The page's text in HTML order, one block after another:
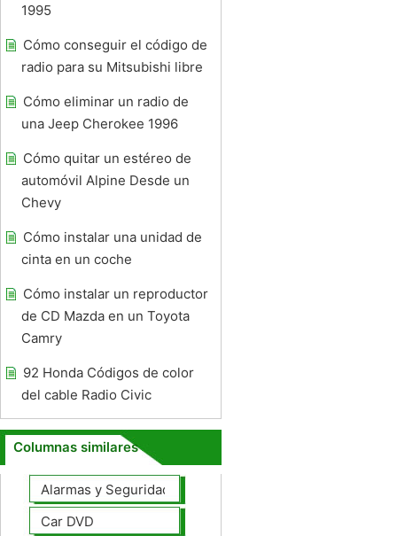
1995
Cómo conseguir el código de
radio para su Mitsubishi libre
Cómo eliminar un radio de
una Jeep Cherokee 1996
Cómo quitar un estéreo de
automóvil Alpine Desde un
Chevy
Cómo instalar una unidad de
cinta en un coche
Cómo instalar un reproductor
de CD Mazda en un Toyota
Camry
92 Honda Códigos de color
del cable Radio Civic
Columnas similares
Alarmas y Seguridad
Car DVD